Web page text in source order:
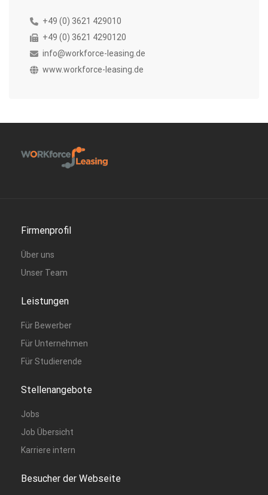
+49 (0) 3621 429010
+49 (0) 3621 4290120
info@workforce-leasing.de
www.workforce-leasing.de
Firmenprofil
Über uns
Unser Team
Leistungen
Für Bewerber
Für Unternehmen
Für Studierende
Stellenangebote
Jobs
Job Übersicht
Karriere intern
Besucher der Webseite